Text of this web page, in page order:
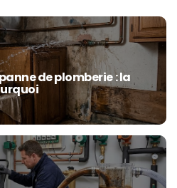
de plomberie : la